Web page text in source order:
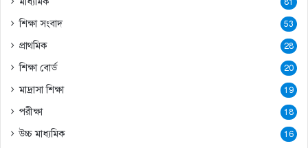
শিক্ষা সংবাদ 53
প্রাথমিক 28
শিক্ষা বোর্ড 20
মাদ্রাসা শিক্ষা 19
পরীক্ষা 18
উচ্চ মাধ্যমিক 16